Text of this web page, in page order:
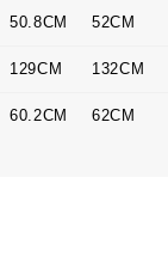
50.8CM 52CM
129CM 132CM
60.2CM 62CM